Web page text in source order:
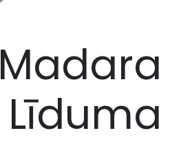
Madara
Līduma